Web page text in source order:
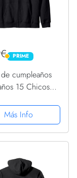
PRIME
PRIME
cumpleaños
15 Chicos
Más Info